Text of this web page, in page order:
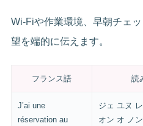
Wi-Fiや作業環境、早朝チェ
望を端的に伝えます。
フランス語 読
J’ai une
réservation au
ジェ ユヌ
オン オ ノ